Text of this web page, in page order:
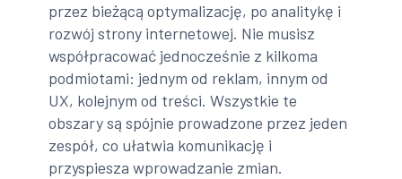
przez bieżącą optymalizację, po analitykę i
rozwój strony internetowej. Nie musisz
współpracować jednocześnie z kilkoma
podmiotami: jednym od reklam, innym od
UX, kolejnym od treści. Wszystkie te
obszary są spójnie prowadzone przez jeden
zespół, co ułatwia komunikację i
przyspiesza wprowadzanie zmian.